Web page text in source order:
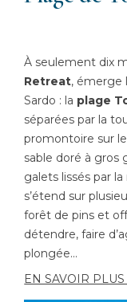
À seulement dix
Retreat, émerge
Sardo : la plage
séparées par la
promontoire sur
sable doré à gros
galets lissés par
s’étend sur
forêt de pins et
détendre, faire
plongée...
EN SAVOIR PLUS